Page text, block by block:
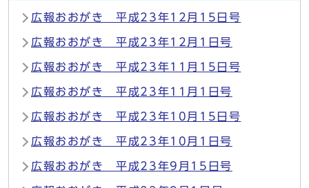
広報おおがき 平成23年12月15日号
広報おおがき 平成23年12月1日号
広報おおがき 平成23年11月15日号
広報おおがき 平成23年11月1日号
広報おおがき 平成23年10月15日号
広報おおがき 平成23年10月1日号
広報おおがき 平成23年9月15日号